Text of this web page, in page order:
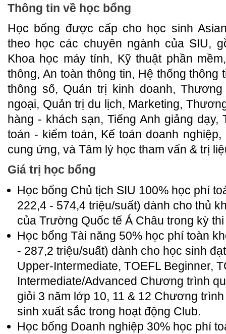
Thông tin về học bổng
Học bổng được cấp cho học sinh
theo học các chuyên ngành của SIU,
Khoa học máy tính, Kỹ thuật phần
thông, An toàn thông tin, Hệ thống thông
thông số, Quản trị kinh doanh,
ngoại, Quản trị du lịch, Marketing,
hàng - khách sạn, Tiếng Anh giảng dạy,
toán - kiểm toán, Kế toán doanh
cung ứng, và Tâm lý học tham vấn & trị
Giá trị học bổng
Học bổng Chủ tịch SIU 100% học phí
222,4 - 574,4 triệu/suất) dành cho thủ
của Trường Quốc tế Á Châu trong kỳ thi
Học bổng Tài năng 50% học phí toàn
- 287,2 triệu/suất) dành cho học sinh
Upper-Intermediate, TOEFL Beginner,
Intermediate/Advanced Chương trình
giỏi 3 năm lớp 10, 11 & 12 Chương
sinh xuất sắc trong hoạt động Club.
Học bổng Doanh nghiệp 30% học phí